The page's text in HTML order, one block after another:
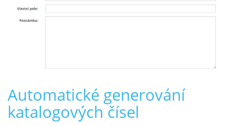
Automatické generování
katalogových čísel